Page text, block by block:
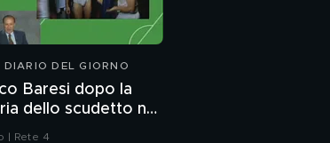
DEL GIORNO
Baresi dopo la
dello scudetto nel
| Rete 4